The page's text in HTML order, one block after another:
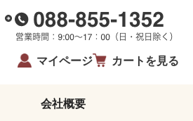
マイページ カートを見る
会社概要